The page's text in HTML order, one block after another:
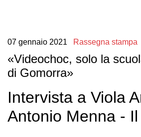
07 gennaio 2021 Rassegna stampa
«Videochoc, solo la
di Gomorra»
Intervista a Viola
Antonio Menna -